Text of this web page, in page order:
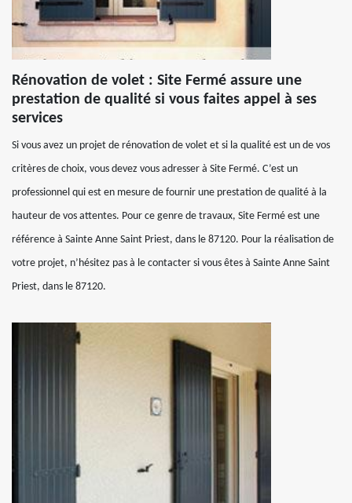
Rénovation de volet : Site Fermé assure une
prestation de qualité si vous faites appel à ses
services
Si vous avez un projet de rénovation de volet et si la qualité est un de vos
critères de choix, vous devez vous adresser à Site Fermé. C’est un
professionnel qui est en mesure de fournir une prestation de qualité à la
hauteur de vos attentes. Pour ce genre de travaux, Site Fermé est une
référence à Sainte Anne Saint Priest, dans le 87120. Pour la réalisation de
votre projet, n’hésitez pas à le contacter si vous êtes à Sainte Anne Saint
Priest, dans le 87120.